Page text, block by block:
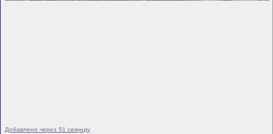
Добавлено через 51 секунду